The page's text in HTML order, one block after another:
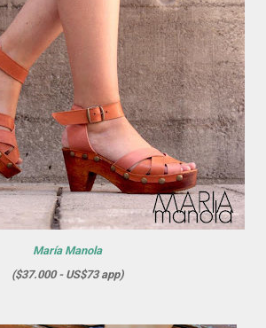
María Manola
($37.000 - US$73 app)